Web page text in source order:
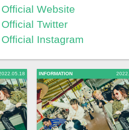
Website
Twitter
Instagram
INFORMATION